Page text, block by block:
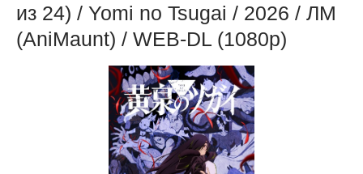
из 24) / Yomi no Tsugai / 2026 / ЛМ
(AniMaunt) / WEB-DL (1080p)